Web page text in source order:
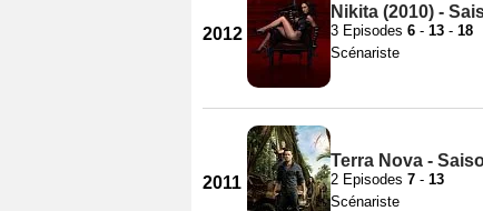
2012
Nikita (2010) -
3 Episodes 6 - 13 - 18
Scénariste
2011
Terra Nova -
2 Episodes 7 - 13
Scénariste